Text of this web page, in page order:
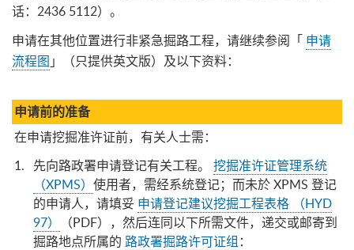
话： 2436 5112）。
申请在其他位置进行非紧急掘路工程，请继续参阅「 申请
流程图 」（只提供英文版）及以下资料：
申请前的准备
在申请挖掘准许证前，有关人士需：
先向路政署申请登记有关工程。 挖掘准许证管理系统
（XPMS） 使用者，需经系统登记；而未於 XPMS 登记
的申请人，请填妥 申请登记建议挖掘工程表格 （HYD
97）
（PDF），然后连同以下所需文件，递交或邮寄到
掘路地点所属的 路政署掘路许可证组 ：